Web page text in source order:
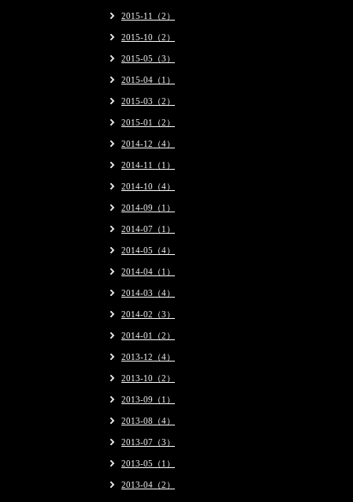
2015-11（2）
2015-10（2）
2015-05（3）
2015-04（1）
2015-03（2）
2015-01（2）
2014-12（4）
2014-11（1）
2014-10（4）
2014-09（1）
2014-07（1）
2014-05（4）
2014-04（1）
2014-03（4）
2014-02（3）
2014-01（2）
2013-12（4）
2013-10（2）
2013-09（1）
2013-08（4）
2013-07（3）
2013-05（1）
2013-04（2）